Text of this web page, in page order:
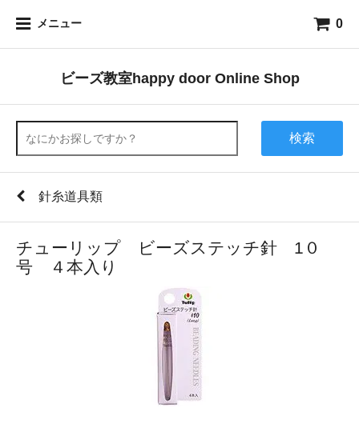
メニュー 0
ビーズ教室happy door Online Shop
検索
針糸道具類
チューリップ ビーズステッチ針 1０
号 ４本入り